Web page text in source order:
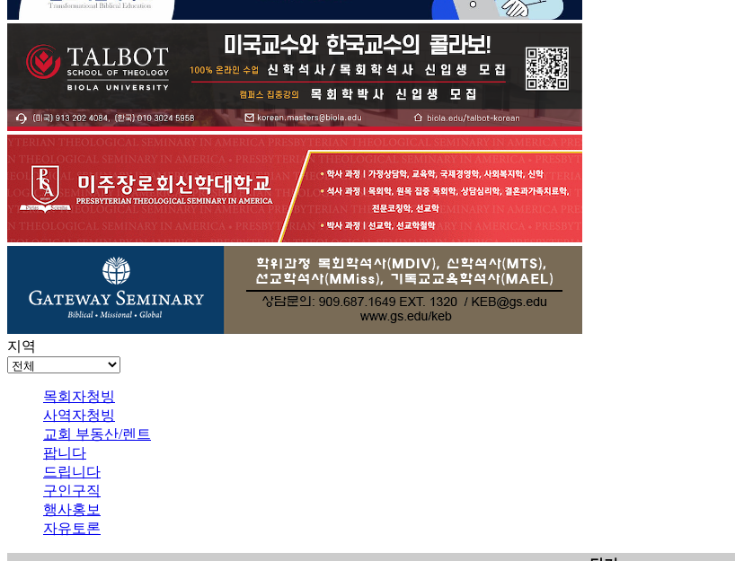
지역
목회자청빙
사역자청빙
교회 부동산/렌트
팝니다
드립니다
구인구직
행사홍보
자유토론